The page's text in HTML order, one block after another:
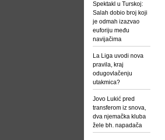
Spektakl u Turskoj:
Salah dobio broj koji
je odmah izazvao
euforiju među
navijačima
La Liga uvodi nova
pravila, kraj
odugovlačenju
utakmica?
Jovo Lukić pred
transferom iz snova,
dva njemačka kluba
žele bh. napadača